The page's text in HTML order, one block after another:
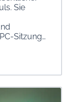
Sie
Sitzung…